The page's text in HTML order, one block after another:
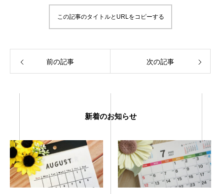
この記事のタイトルとURLをコピーする
前の記事 次の記事
新着のお知らせ